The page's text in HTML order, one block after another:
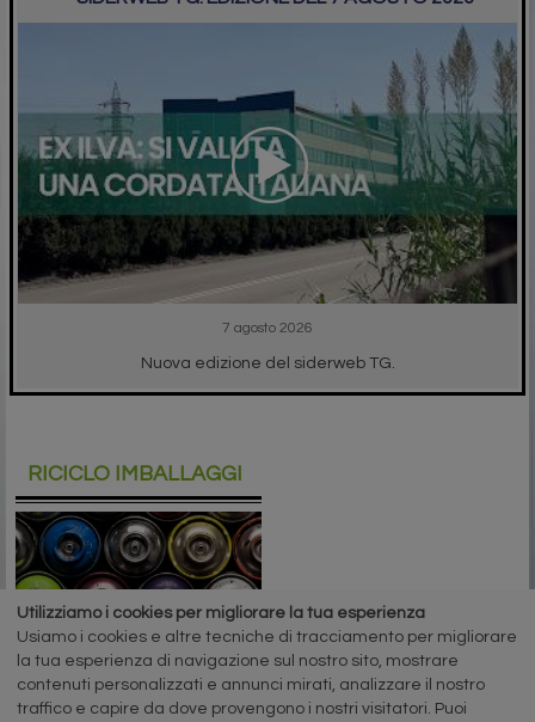
7 agosto 2026
Nuova edizione del siderweb TG.
RICICLO IMBALLAGGI
A cura di Redazione Siderweb
RICREA: “Spray Sereno”
parla alla Gen Z
Utilizziamo i cookies per migliorare la tua esperienza
Usiamo i cookies e altre tecniche di tracciamento per migliorare
la tua esperienza di navigazione sul nostro sito, mostrare
contenuti personalizzati e annunci mirati, analizzare il nostro
traffico e capire da dove provengono i nostri visitatori. Puoi